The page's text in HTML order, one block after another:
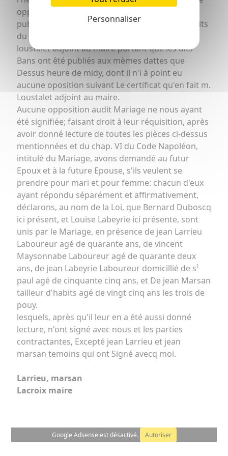
opposition quelconque; vù les actes de
publication des Bans du présent mariage, Extraits
du Registre de la commune de s
loustalet adjoint au maire portant que les dits
Bans ont êté publiés aux mèmes dattes que
Dessus heure de midy, dont il n'i à point eu
aucune oposition suivant Le certificat qu'en fait m.
Loustalet adjoint au maire.
Aucune opposition audit Mariage ne nous ayant
été signifiée; faisant droit à leur réquisition, après
avoir donné lecture de toutes les pièces ci-dessus
mentionnées et du chap. VI du Code Napoléon,
intitulé du Mariage, avons demandé au futur
Epoux et à la future Epouse, s'ils veulent se
prendre pour mari et pour femme: chacun d'eux
ayant répondu séparément et affirmativement,
déclarons, au nom de la Loi, que Bernard Duboscq
ici présent, et Louise Labeyrie ici présente, sont
unis par le Mariage, en présence de jean Larrieu
Laboureur agé de quarante ans, de vincent
Maysonnabe Laboureur agé de quarante deux
ans, de jean Labeyrie Laboureur domicillié de st
paul agé de cinquante cinq ans, et De jean Marsan
tailleur d'habits agé de vingt cinq ans les trois de
pouy.
lesquels, après qu'il leur en a été aussi donné
lecture, n'ont signé avec nous et les parties
contractantes, Excepté jean Larrieu et jean
marsan temoins qui ont Signé avecq moi.
Larrieu, marsan
Lacroix maire
Google Adsense est désactivé. Autoriser
Personnaliser